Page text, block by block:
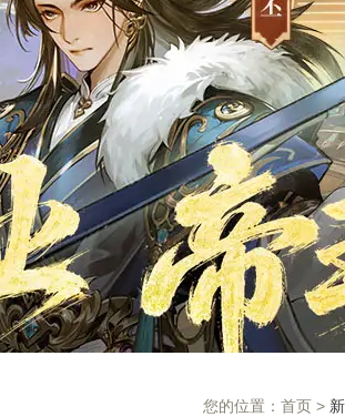
您的位置： 首页 >